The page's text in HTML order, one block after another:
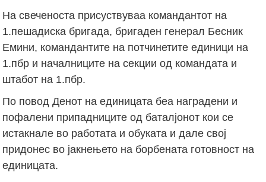
На свеченоста присуствуваа командантот на
1.пешадиска бригада, бригаден генерал Бесник
Емини, командантите на потчинетите единици на
1.пбр и началниците на секции од командата и
штабот на 1.пбр.
По повод Денот на единицата беа наградени и
пофалени припадниците од баталјонот кои се
истакнале во работата и обуката и дале свој
придонес во јакнењето на борбената готовност на
единицата.